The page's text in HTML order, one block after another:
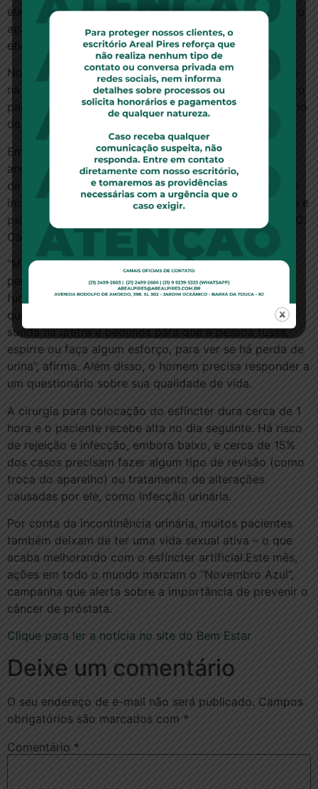
ela se fecha sozinha”, diz Sacomani, que já introduziu o
aparelho em mais de 80 pacientes desde 2001, com
eficácia de até 90%.
No Brasil, um equipamento como esse – desenvolvido
na década de 1980 – custa cerca de R$ 40 mil e é feito
para durar a vida toda. Nos EUA, o preço gira em torno
de US$ 8 mil.
Em geral, os pacientes atendidos têm entre 50 e 70
anos e levam uma vida ativa. Se descobrem o câncer
de próstata, fazem a cirurgia e começam a apresentar
incontinência urinária, acabam ficando muito ansiosos e
psicologicamente abalados, afirma o urologista do A.C.
Camargo.
“Mesmo assim, precisamos esperar um ano, que é o
período em que o esfíncter normal pode voltar a
funcionar. Passada essa fase, fazemos um exame em
que enchemos a bexiga do paciente, colocamos uma
sonda na uretra e pedimos para que a pessoa tussa,
espirre ou faça algum esforço, para ver se há perda de
urina”, afirma. Além disso, o homem precisa responder a
um questionário sobre sua qualidade de vida.
A cirurgia para colocação do esfíncter dura cerca de 1
hora e o paciente recebe alta no dia seguinte. Há risco
de rejeição e infecção, embora baixo, e cerca de 15%
dos casos precisam fazer algum tipo de revisão (como
troca do aparelho) ou tratamento de alterações
causadas por ele, como infecção urinária.
Por conta da incontinência urinária, muitos pacientes
também deixam de ter uma vida sexual ativa – o que
acaba melhorando com o esfíncter artificial.Este mês,
ações em todo o mundo marcam o “Novembro Azul”,
campanha que alerta sobre a importância de prevenir o
câncer de próstata.
Clique para ler a notícia no site do Bem Estar
Deixe um comentário
O seu endereço de e-mail não será publicado. Campos
obrigatórios são marcados com *
Comentário *